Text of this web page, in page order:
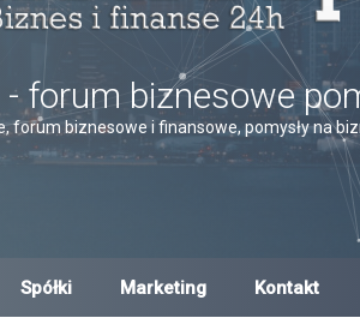
forum biznesowe
forum biznesowe i finansowe, pomysły na
Spółki Marketing Kontakt